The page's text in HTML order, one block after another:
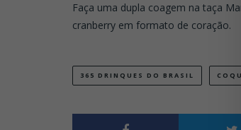
Faça uma dupla coagem na taça
cranberry em formato de coração.
365 DRINQUES DO BRASIL